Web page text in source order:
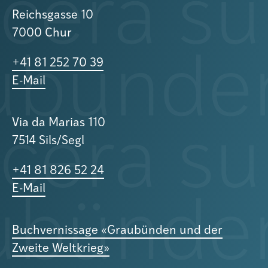
Reichsgasse 10
7000 Chur
+41 81 252 70 39
E-Mail
Via da Marias 110
7514 Sils/Segl
+41 81 826 52 24
E-Mail
Buchvernissage «Graubünden und der
Zweite Weltkrieg»